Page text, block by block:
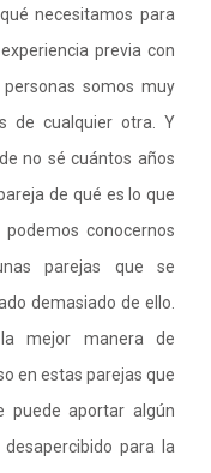
necesitamos para
previa con
somos muy
de cualquier otra. Y
no sé cuántos años
de qué es lo que
conocernos
parejas que se
demasiado de ello.
mejor manera de
en estas parejas que
puede aportar algún
para la